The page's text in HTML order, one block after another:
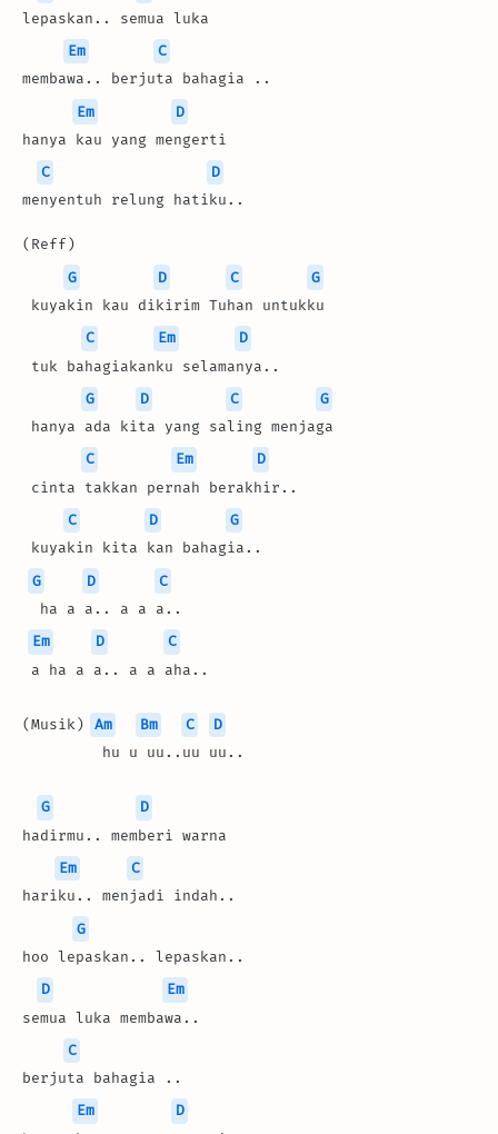
lepaskan.. semua luka
Em
C
membawa.. berjuta bahagia ..
Em
D
hanya kau yang mengerti
C
D
menyentuh relung hatiku..
(Reff)
G
D C
G
kuyakin kau dikirim Tuhan untukku
C
Em
D
tuk bahagiakanku selamanya..
G
D C
G
hanya ada kita yang saling menjaga
C
Em
D
cinta takkan pernah berakhir..
C
D
G
kuyakin kita kan bahagia..
G
D
C
  ha a a.. a a a..
Em
D
C
a ha a a.. a a aha..
(Musik) Am Bm C
D
         hu u uu..uu uu..
G
D
hadirmu.. memberi warna
Em
C
hariku.. menjadi indah..
G
hoo lepaskan.. lepaskan..
D
Em
semua luka membawa..
C
berjuta bahagia ..
Em
D